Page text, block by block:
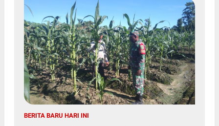
BERITA BARU HARI INI